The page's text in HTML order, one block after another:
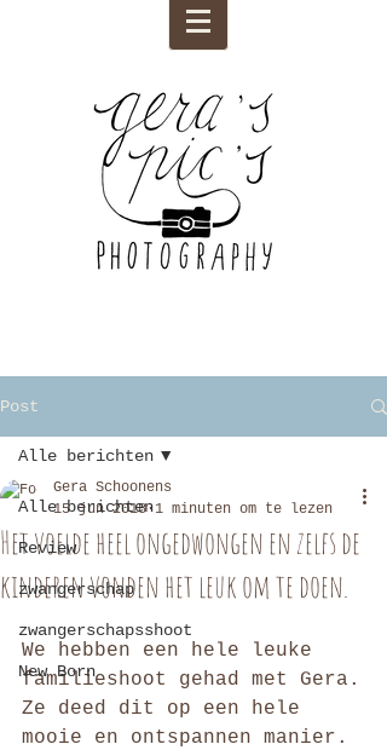
Post
Alle berichten
Review
zwangerschap
zwangerschapsshoot
New Born
Alle berichten
Het voelde heel ongedwongen en zelfs de
kinderen vonden het leuk om te doen.
Gera Schoonens
15 jun 2018 1 minuten om te lezen
We hebben een hele leuke
familieshoot gehad met Gera.
Ze deed dit op een hele
mooie en ontspannen manier.